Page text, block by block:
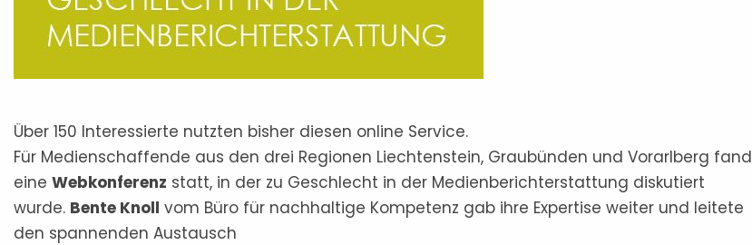
Über 150 Interessierte nutzten bisher diesen online Service.
Für Medienschaffende aus den drei Regionen Liechtenstein, Graubünden und Vorarlberg fand
eine Webkonferenz statt, in der zu Geschlecht in der Medienberichterstattung diskutiert
wurde. Bente Knoll vom Büro für nachhaltige Kompetenz gab ihre Expertise weiter und leitete
den spannenden Austausch